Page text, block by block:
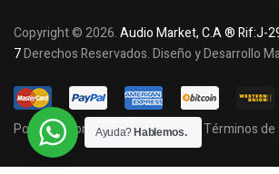
Copyright © 2026.Audio Market, C.A ® Rif:J-
7Derechos Reservados. Diseño y Desarrollo
Política de privacidad y cookies Términos de
Ayuda? Hablemos.